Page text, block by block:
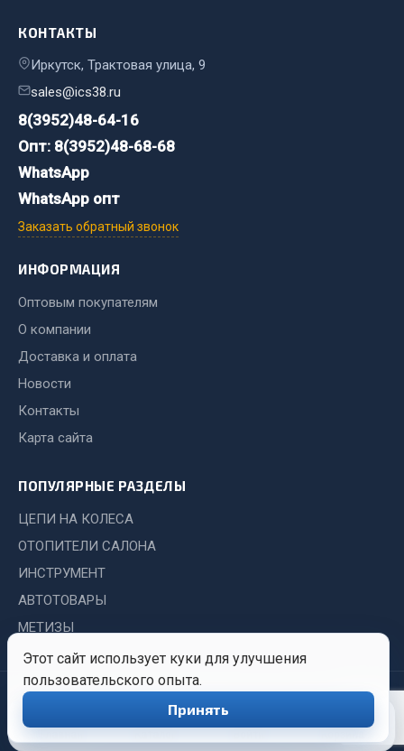
Система питания
Система охлаждения
Сцепление
Тормозная система
Весь раздел
Двигатель
Система питания
Система выпуска газа
Тормозная система
Показать ещё
Весь раздел
Запчасти HOWO
Тормозная система
Система питания
Система охлаждения
Этот сайт использует куки для улучшения
пользовательского опыта.
Принять
КОНТАКТЫ
Иркутск, Трактовая улица, 9
sales@ics38.ru
8(3952)48-64-16
Опт: 8(3952)48-68-68
WhatsApp
WhatsApp опт
Заказать обратный звонок
ИНФОРМАЦИЯ
Оптовым покупателям
О компании
Доставка и оплата
Новости
Контакты
Карта сайта
ПОПУЛЯРНЫЕ РАЗДЕЛЫ
ЦЕПИ НА КОЛЕСА
ОТОПИТЕЛИ САЛОНА
ИНСТРУМЕНТ
АВТОТОВАРЫ
МЕТИЗЫ
© 2026 Иркутский Центр Политика
конфиденциальности
Обработка